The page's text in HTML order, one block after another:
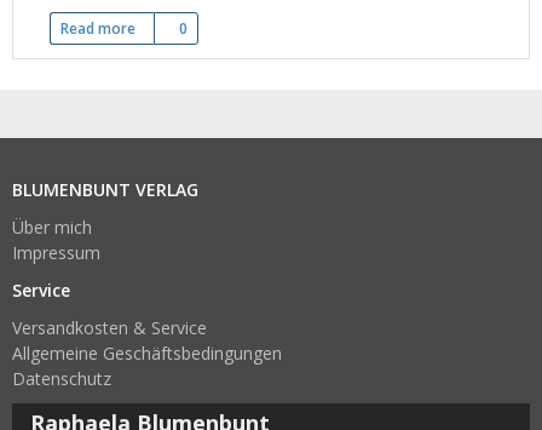
Read more about Schattenstricken: BLUME DES LEBENS
0
BLUMENBUNT VERLAG
Über mich
Impressum
Service
Versandkosten & Service
Allgemeine Geschäftsbedingungen
Datenschutz
Raphaela Blumenbunt